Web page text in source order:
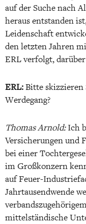
auf der Suche nach
heraus entstanden
Leidenschaft
den letzten Jahren
ERL verfolgt,
ERL:Bitte
Werdegang?
Thomas Arnold:Ich
Versicherungen und
bei einer
im Großkonzern
auf Feuer-
Jahrtausendwende
mittelständische